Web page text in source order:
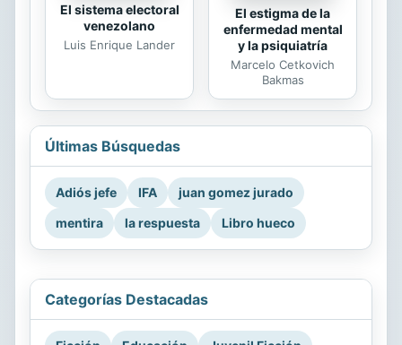
El sistema electoral
venezolano
Luis Enrique Lander
El estigma de la
enfermedad mental
y la psiquiatría
Marcelo Cetkovich
Bakmas
Últimas Búsquedas
Adiós jefe IFA
juan gomez jurado
mentira
la respuesta Libro hueco
Categorías Destacadas